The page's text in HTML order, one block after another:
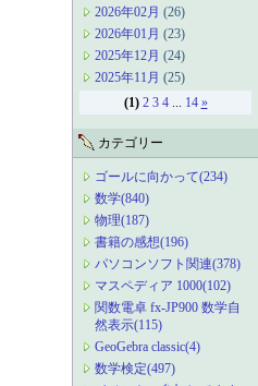
2026年02月 (26)
2026年01月 (23)
2025年12月 (24)
2025年11月 (25)
(1) 2 3 4... 14 »
カテゴリー
ゴールに向かって(234)
数学(840)
物理(187)
書籍の感想(196)
パソコンソフト関連(378)
マスペディア 1000(102)
関数電卓 fx-JP900 数学自
然表示(115)
GeoGebra classic(4)
数学検定(497)